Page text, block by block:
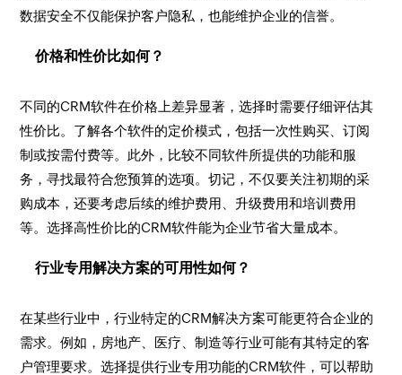
数据安全不仅能保护客户隐私，也能维护企业的信誉。
价格和性价比如何？
不同的CRM软件在价格上差异显著，选择时需要仔细评估其
性价比。了解各个软件的定价模式，包括一次性购买、订阅
制或按需付费等。此外，比较不同软件所提供的功能和服
务，寻找最符合您预算的选项。切记，不仅要关注初期的采
购成本，还要考虑后续的维护费用、升级费用和培训费用
等。选择高性价比的CRM软件能为企业节省大量成本。
行业专用解决方案的可用性如何？
在某些行业中，行业特定的CRM解决方案可能更符合企业的
需求。例如，房地产、医疗、制造等行业可能有其特定的客
户管理要求。选择提供行业专用功能的CRM软件，可以帮助